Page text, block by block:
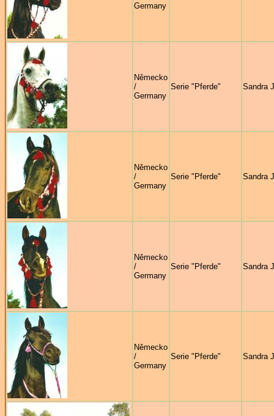
Germany
Německo
/
Germany
Serie "Pferde" Sandra
Německo
/
Germany
Serie "Pferde" Sandra
Německo
/
Germany
Serie "Pferde" Sandra
Německo
/
Germany
Serie "Pferde" Sandra